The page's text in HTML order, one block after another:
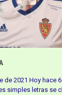
de 2021 Hoy hace
simples letras se